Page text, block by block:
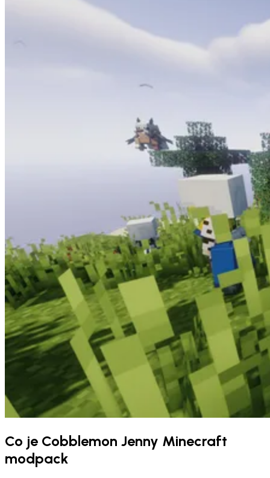
Co je Cobblemon Jenny Minecraft
modpack